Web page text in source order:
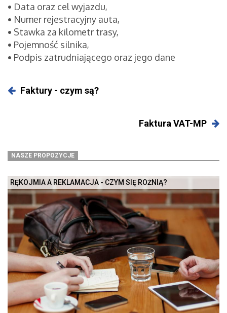
• Data oraz cel wyjazdu,
• Numer rejestracyjny auta,
• Stawka za kilometr trasy,
• Pojemność silnika,
• Podpis zatrudniającego oraz jego dane
Faktury - czym są?
Faktura VAT-MP
NASZE PROPOZYCJE
RĘKOJMIA A REKLAMACJA - CZYM SIĘ RÓŻNIĄ?